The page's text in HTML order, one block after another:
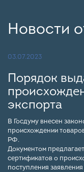
Новости
03.07.2023
Порядок
экспорта
В Госдуму внесен
происхождении
РФ.
Документом
сертификатов о
поступления